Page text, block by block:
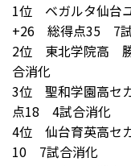
1位 ベガルタ仙台
+26 総得点35 7
2位 東北学院高
合消化
3位 聖和学園高
点18 4試合消化
4位 仙台育英高
10 7試合消化